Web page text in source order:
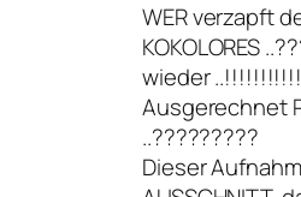
WER verzapft
KOKOLORES
wieder
Ausgerechnet
..?????????
Dieser